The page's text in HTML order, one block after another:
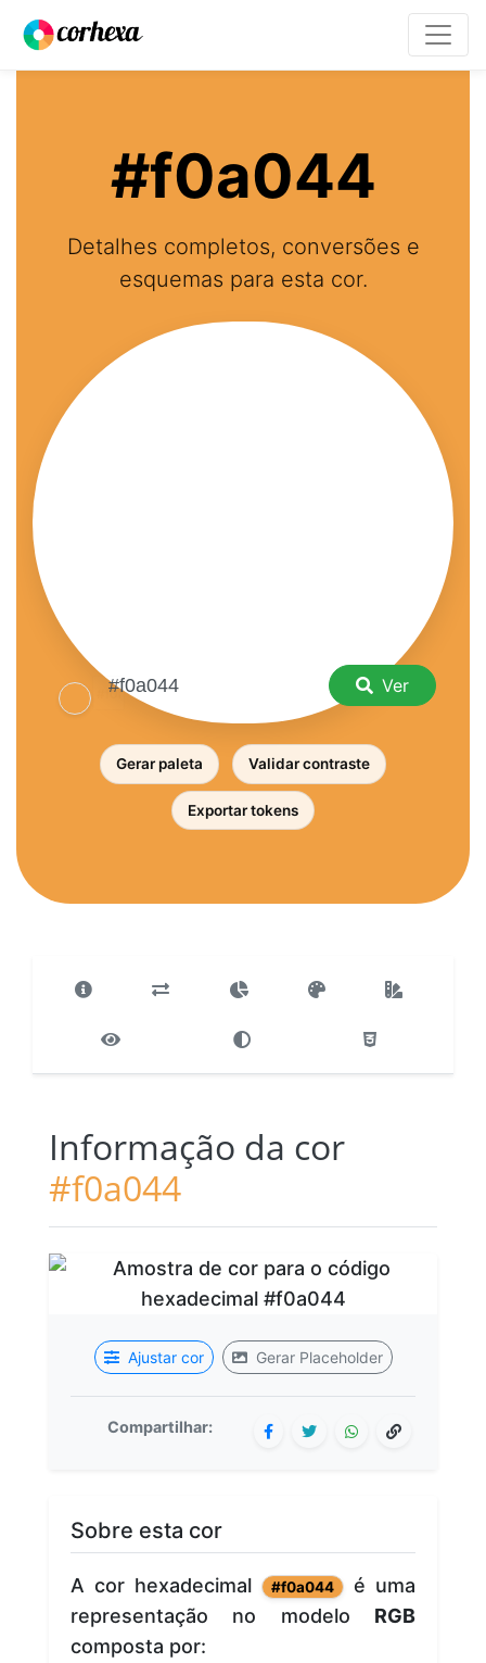
#f0a044
Detalhes completos, conversões e
esquemas para esta cor.
Ver
Gerar paleta Validar contraste
Exportar tokens
Informação da cor
#f0a044
Ajustar cor Gerar Placeholder
Compartilhar:
Sobre esta cor
A cor hexadecimal #f0a044
é uma
representação no modelo RGB
composta por: